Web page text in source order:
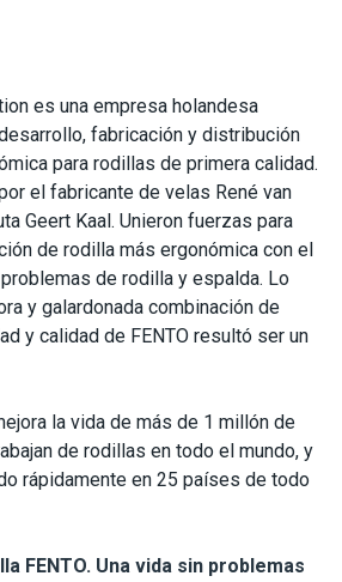
es una empresa holandesa
fabricación y distribución
para rodillas de primera calidad.
el fabricante de velas René van
Geert Kaal. Unieron fuerzas para
de rodilla más ergonómica con el
de rodilla y espalda. Lo
y galardonada combinación de
y calidad de FENTO resultó ser un
la vida de más de 1 millón de
de rodillas en todo el mundo, y
rápidamente en 25 países de todo
FENTO. Una vida sin problemas